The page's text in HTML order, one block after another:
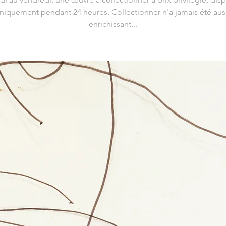
pendant 24 heures. Collectionner n'a jamais été
enrichissant...